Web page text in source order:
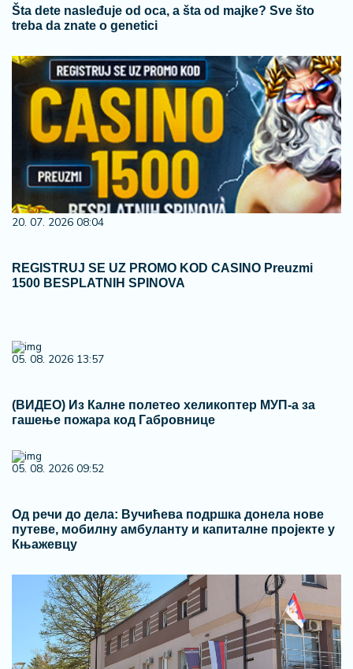
Šta dete nasleđuje od oca, a šta od majke? Sve što
treba da znate o genetici
20. 07. 2026 08:04
REGISTRUJ SE UZ PROMO KOD CASINO Preuzmi
1500 BESPLATNIH SPINOVA
05. 08. 2026 13:57
(ВИДЕО) Из Калне полетео хеликоптер МУП-а за
гашење пожара код Габровнице
05. 08. 2026 09:52
Од речи до дела: Вучићева подршка донела нове
путеве, мобилну амбуланту и капиталне пројекте у
Књажевцу